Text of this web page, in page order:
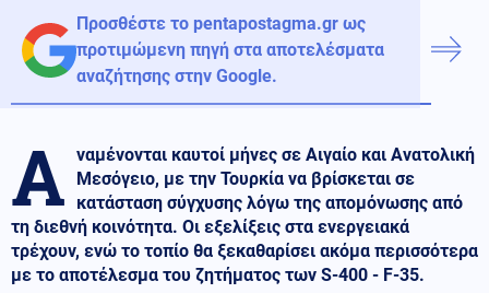
Προσθέστε το pentapostagma.gr ως
προτιμώμενη πηγή στα αποτελέσματα
αναζήτησης στην Google.
Α ναμένονται καυτοί μήνες σε Αιγαίο και Ανατολική
Μεσόγειο, με την Τουρκία να βρίσκεται σε
κατάσταση σύγχυσης λόγω της απομόνωσης από
τη διεθνή κοινότητα. Οι εξελίξεις στα ενεργειακά
τρέχουν, ενώ το τοπίο θα ξεκαθαρίσει ακόμα περισσότερα
με το αποτέλεσμα του ζητήματος των S-400 - F-35.